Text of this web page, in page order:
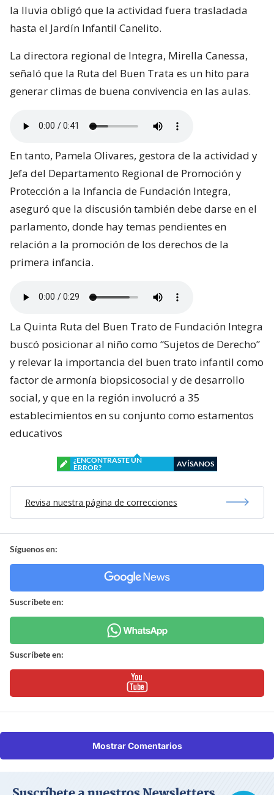
la lluvia obligó que la actividad fuera trasladada
hasta el Jardín Infantil Canelito.
La directora regional de Integra, Mirella Canessa,
señaló que la Ruta del Buen Trata es un hito para
generar climas de buena convivencia en las aulas.
En tanto, Pamela Olivares, gestora de la actividad y
Jefa del Departamento Regional de Promoción y
Protección a la Infancia de Fundación Integra,
aseguró que la discusión también debe darse en el
parlamento, donde hay temas pendientes en
relación a la promoción de los derechos de la
primera infancia.
La Quinta Ruta del Buen Trato de Fundación Integra
buscó posicionar al niño como “Sujetos de Derecho”
y relevar la importancia del buen trato infantil como
factor de armonía biopsicosocial y de desarrollo
social, y que en la región involucró a 35
establecimientos en su conjunto como estamentos
educativos
¿ENCONTRASTE UN
ERROR?
AVÍSANOS
Revisa nuestra página de correcciones
Síguenos en:
Suscríbete en:
Suscríbete en:
Mostrar Comentarios